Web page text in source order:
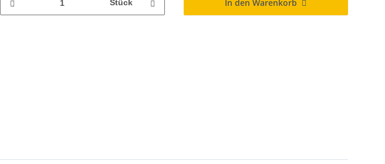
Stück In den Warenkorb